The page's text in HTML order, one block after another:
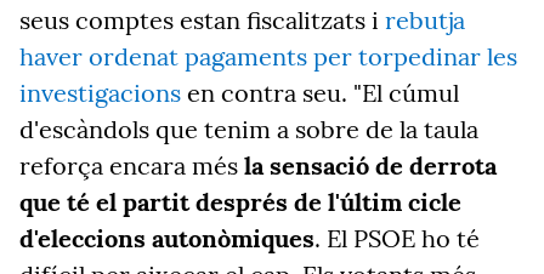
seus comptes estan fiscalitzats i rebutja
haver ordenat pagaments per torpedinar les
investigacions en contra seu. "El cúmul
d'escàndols que tenim a sobre de la taula
reforça encara més la sensació de derrota
que té el partit després de l'últim cicle
d'eleccions autonòmiques. El PSOE ho té